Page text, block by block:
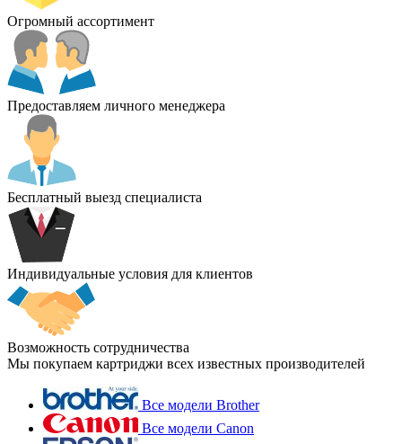
Огромный ассортимент
Предоставляем личного менеджера
Бесплатный выезд специалиста
Индивидуальные условия для клиентов
Возможность сотрудничества
Мы покупаем картриджи всех известных производителей
Все модели Brother
Все модели Canon